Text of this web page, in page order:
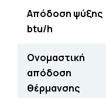
Απόδοση ψύξης
btu/h
Ονοµαστική
απόδοση
θέρµανσης